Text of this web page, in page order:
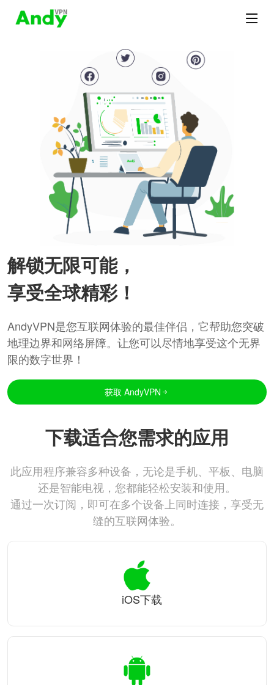
解锁无限可能，
享受全球精彩！
AndyVPN是您互联网体验的最佳伴侣，它帮助您突破
地理边界和网络屏障。让您可以尽情地享受这个无界
限的数字世界！
获取 AndyVPN
下载适合您需求的应用
此应用程序兼容多种设备，无论是手机、平板、电脑
还是智能电视，您都能轻松安装和使用。
通过一次订阅，即可在多个设备上同时连接，享受无
缝的互联网体验。
iOS下载